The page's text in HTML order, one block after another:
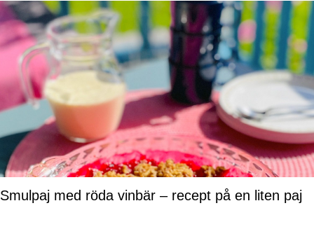
Smulpaj med röda vinbär – recept på en liten paj